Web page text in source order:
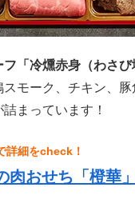
「冷燻赤身（わさ
スモーク、チキン、
まっています！
細をcheck！
肉おせち「橙華